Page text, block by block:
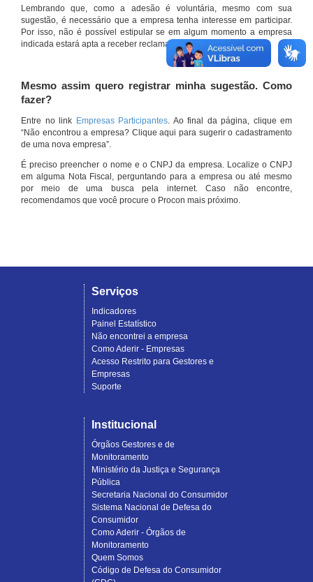
Lembrando que, como a adesão é voluntária, mesmo com sua
sugestão, é necessário que a empresa tenha interesse em participar.
Por isso, não é possível estipular se em algum momento a empresa
indicada estará apta a receber reclamações por meio do site.
Mesmo assim quero registrar minha sugestão. Como
fazer?
Entre no link Empresas Participantes. Ao final da página, clique em
“Não encontrou a empresa? Clique aqui para sugerir o cadastramento
de uma nova empresa”.
É preciso preencher o nome e o CNPJ da empresa. Localize o CNPJ
em alguma Nota Fiscal, perguntando para a empresa ou até mesmo
por meio de uma busca pela internet. Caso não encontre,
recomendamos que você procure o Procon mais próximo.
Serviços
Indicadores
Painel Estatístico
Não encontrei a empresa
Como Aderir - Empresas
Acesso Restrito para Gestores e
Empresas
Suporte
Institucional
Órgãos Gestores e de
Monitoramento
Ministério da Justiça e Segurança
Pública
Secretaria Nacional do Consumidor
Sistema Nacional de Defesa do
Consumidor
Como Aderir - Órgãos de
Monitoramento
Quem Somos
Código de Defesa do Consumidor